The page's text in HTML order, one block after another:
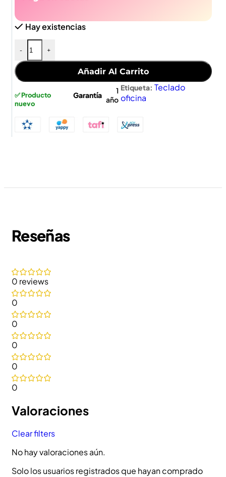
Hay existencias
- +
Añadir Al Carrito
✅ Producto
nuevo
Garantía
1
año
Etiqueta: Teclado
oficina
Reseñas
0 reviews
0
0
0
0
0
Valoraciones
Clear filters
No hay valoraciones aún.
Solo los usuarios registrados que hayan comprado